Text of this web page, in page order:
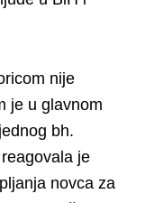
nije
je u glavnom
bh.
je
novca za